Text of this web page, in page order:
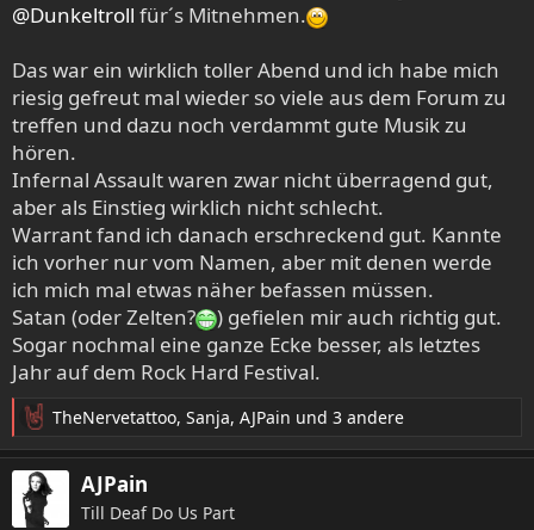
:
@Dunkeltroll für´s Mitnehmen.
Das war ein wirklich toller Abend und ich habe mich
riesig gefreut mal wieder so viele aus dem Forum zu
treffen und dazu noch verdammt gute Musik zu
hören.
Infernal Assault waren zwar nicht überragend gut,
aber als Einstieg wirklich nicht schlecht.
Warrant fand ich danach erschreckend gut. Kannte
ich vorher nur vom Namen, aber mit denen werde
ich mich mal etwas näher befassen müssen.
Satan (oder Zelten?
) gefielen mir auch richtig gut.
Sogar nochmal eine ganze Ecke besser, als letztes
Jahr auf dem Rock Hard Festival.
R
e
a
k
t
TheNervetattoo, Sanja, AJPain und 3 andere
AJPain
Till Deaf Do Us Part